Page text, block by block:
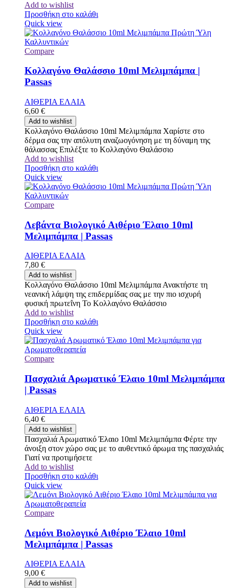
Add to wishlist
Προσθήκη στο καλάθι
Quick view
Compare
Κολλαγόνο Θαλάσσιο 10ml Μελιμπάμπα |
Passas
ΑΙΘΕΡΙΑ ΕΛΑΙΑ
6,60 €
Add to wishlist
Κολλαγόνο Θαλάσσιο 10ml Μελιμπάμπα Χαρίστε στο
δέρμα σας την απόλυτη αναζωογόνηση με τη δύναμη της
θάλασσας Επιλέξτε το Κολλαγόνο Θαλάσσιο
Add to wishlist
Προσθήκη στο καλάθι
Quick view
Compare
Λεβάντα Βιολογικό Αιθέριο Έλαιο 10ml
Μελιμπάμπα | Passas
ΑΙΘΕΡΙΑ ΕΛΑΙΑ
7,80 €
Add to wishlist
Κολλαγόνο Θαλάσσιο 10ml Μελιμπάμπα Ανακτήστε τη
νεανική λάμψη της επιδερμίδας σας με την πιο ισχυρή
φυσική πρωτεΐνη Το Κολλαγόνο Θαλάσσιο
Add to wishlist
Προσθήκη στο καλάθι
Quick view
Compare
Πασχαλιά Αρωματικό Έλαιο 10ml Μελιμπάμπα
| Passas
ΑΙΘΕΡΙΑ ΕΛΑΙΑ
6,40 €
Add to wishlist
Πασχαλιά Αρωματικό Έλαιο 10ml Μελιμπάμπα Φέρτε την
άνοιξη στον χώρο σας με το αυθεντικό άρωμα της πασχαλιάς
Γιατί να προτιμήσετε
Add to wishlist
Προσθήκη στο καλάθι
Quick view
Compare
Λεμόνι Βιολογικό Αιθέριο Έλαιο 10ml
Μελιμπάμπα | Passas
ΑΙΘΕΡΙΑ ΕΛΑΙΑ
9,00 €
Add to wishlist